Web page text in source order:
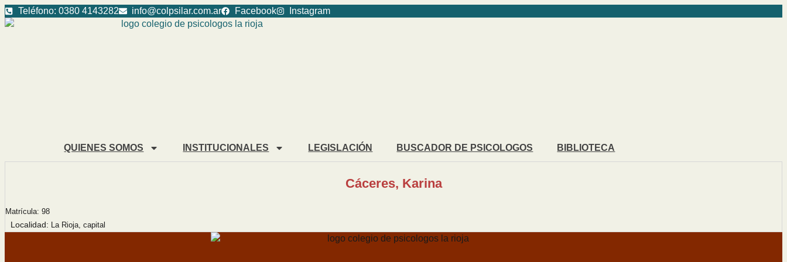
Ir
al
Teléfono: 0380 4143282 info@colpsilar.com.ar Facebook Instagram
QUIENES SOMOS INSTITUCIONALES LEGISLACIÓN BUSCADOR DE PSICOLOGOS BIBLIOTECA
Cáceres, Karina
Matrícula: 98
Localidad: La Rioja, capital